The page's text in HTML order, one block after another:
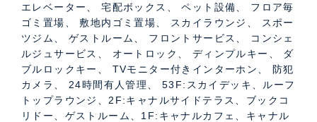
プラウンジは二層吹抜けの開放的な構造に加え、水盤を
備えたスカイデッキがあることも特徴です。1階には飲
み物と軽食メニューを揃えたのカフェや水と緑を感じら
れるフィットネス、2階には水と緑を感じながら過ごせ
るキャナルサイドテラスやブックコリドー、ゲストルー
ムなどがあります。
エレベーター、 宅配ボックス、 ペット設備、 フロア毎
ゴミ置場、 敷地内ゴミ置場、 スカイラウンジ、 スポー
ツジム、 ゲストルーム、 フロントサービス、 コンシェ
ルジュサービス、 オートロック、 ディンプルキー、 ダ
ブルロックキー、 TVモニター付きインターホン、 防犯
カメラ、 24時間有人管理、 53F:スカイデッキ、ルーフ
トップラウンジ、2F:キャナルサイドテラス、ブックコ
リドー、ゲストルーム、1F:キャナルカフェ、キャナル